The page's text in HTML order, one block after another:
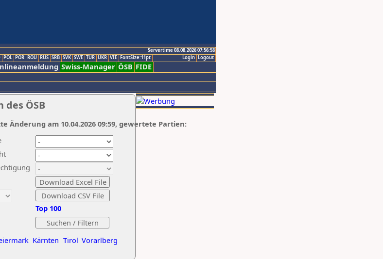
Servertime 08.08.2026 07:56:58
Logout
Login
POL POR ROU RUS SRB SVK SWE TUR UKR VIE FontSize:11pt
Swiss-Manager ÖSB FIDE
ÖSB
Kärnten Tirol Vorarlberg
Top 100
Änderung am 10.04.2026 09:59, gewertete Partien: